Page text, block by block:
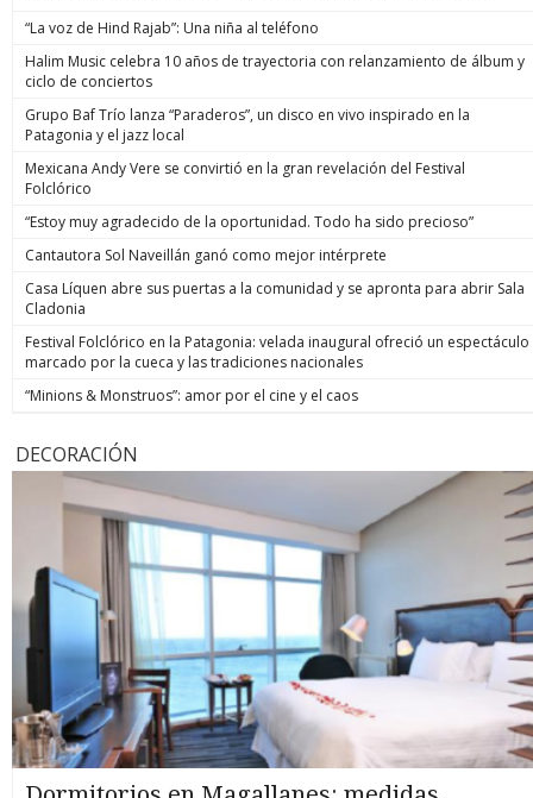
“La voz de Hind Rajab”: Una niña al teléfono
Halim Music celebra 10 años de trayectoria con relanzamiento de álbum y
ciclo de conciertos
Grupo Baf Trío lanza “Paraderos”, un disco en vivo inspirado en la
Patagonia y el jazz local
Mexicana Andy Vere se convirtió en la gran revelación del Festival
Folclórico
“Estoy muy agradecido de la oportunidad. Todo ha sido precioso”
Cantautora Sol Naveillán ganó como mejor intérprete
Casa Líquen abre sus puertas a la comunidad y se apronta para abrir Sala
Cladonia
Festival Folclórico en la Patagonia: velada inaugural ofreció un espectáculo
marcado por la cueca y las tradiciones nacionales
“Minions & Monstruos”: amor por el cine y el caos
DECORACIÓN